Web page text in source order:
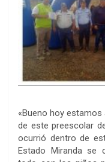
«Bueno hoy
de este preescolar
ocurrió dentro de
Estado Miranda se